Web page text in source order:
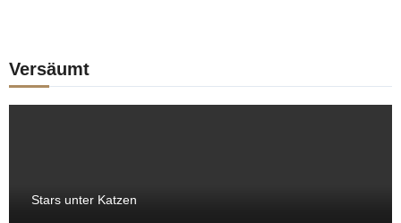
Versäumt
Stars unter Katzen